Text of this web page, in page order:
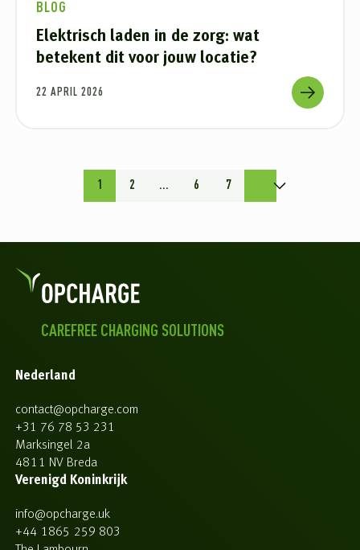
BLOG
Elektrisch laden in de zorg: wat
betekent dit voor jouw locatie?
22 APRIL 2026
1 2 ... 6 7
CAREFREE CHARGING SOLUTIONS
Nederland
contact@opcharge.com
+31 76 78 53 231
Marksingel 2a
4811 NV Breda
Verenigd Koninkrijk
info@opcharge.uk
+44 1865 259 803